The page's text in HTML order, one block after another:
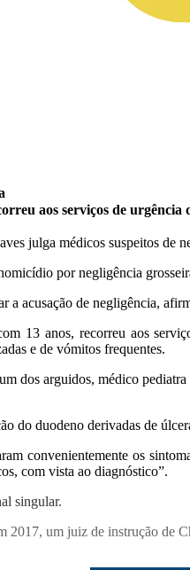
aos serviços de
por negligência
acusação de negligência,
13 anos, recorreu aos
e de vómitos frequentes.
dos arguidos, médico
do duodeno derivadas de
convenientemente os
com vista ao diagnóstico”.
singular.
2017, um juiz de instrução de